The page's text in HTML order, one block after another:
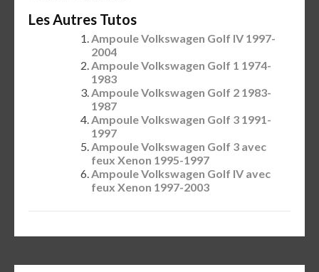
Les Autres Tutos
Ampoule Volkswagen Golf IV 1997-
2004
Ampoule Volkswagen Golf 1 1974-
1983
Ampoule Volkswagen Golf 2 1983-
1987
Ampoule Volkswagen Golf 3 1991-
1997
Ampoule Volkswagen Golf 3 avec
feux Xenon 1995-1997
Ampoule Volkswagen Golf IV avec
feux Xenon 1997-2003